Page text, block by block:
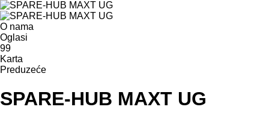
O nama
Oglasi
99
Karta
Preduzeće
SPARE-HUB MAXT UG